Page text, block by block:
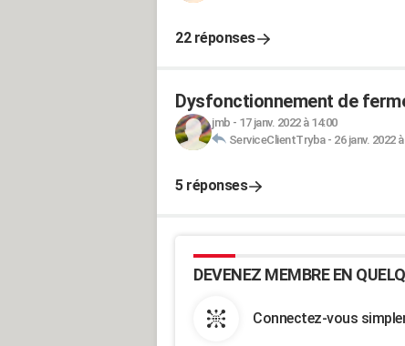
22 réponses
Dysfonctionnement de
jmb - 17 janv. 2022 à 14:00
ServiceClientTryba- 26 janv. 2022
5 réponses
DEVENEZ MEMBRE EN
Connectez-vous